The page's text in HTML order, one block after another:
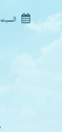
السبت 8 أغسطس 2026 ميلادى - 23 صفر 1448 هجرى